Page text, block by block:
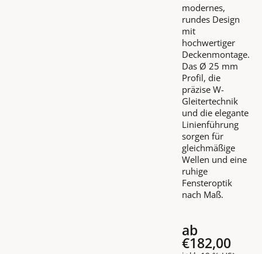
modernes,
rundes Design
mit
hochwertiger
Deckenmontage.
Das Ø 25 mm
Profil, die
präzise W-
Gleitertechnik
und die elegante
Linienführung
sorgen für
gleichmäßige
Wellen und eine
ruhige
Fensteroptik
nach Maß.
ab
€182,00